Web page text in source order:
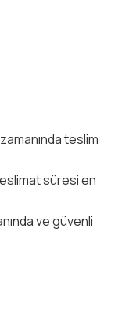
teslim
süresi en
ve güvenli